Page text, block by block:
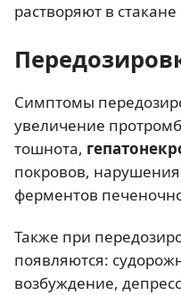
растворяют в
Симптомы
увеличение
тошнота,
покровов,
ферментов
Также при
появляются:
возбуждение,